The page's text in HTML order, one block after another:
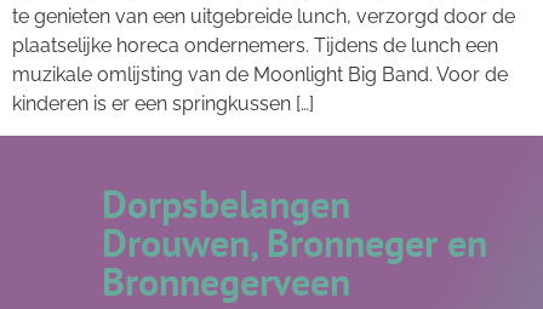
te genieten van een uitgebreide lunch, verzorgd door de
plaatselijke horeca ondernemers. Tijdens de lunch een
muzikale omlijsting van de Moonlight Big Band. Voor de
kinderen is er een springkussen […]
Dorpsbelangen
Drouwen, Bronneger en
Bronnegerveen